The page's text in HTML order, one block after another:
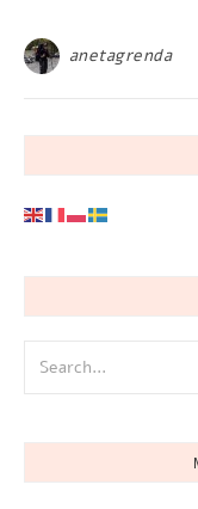
anetagrenda